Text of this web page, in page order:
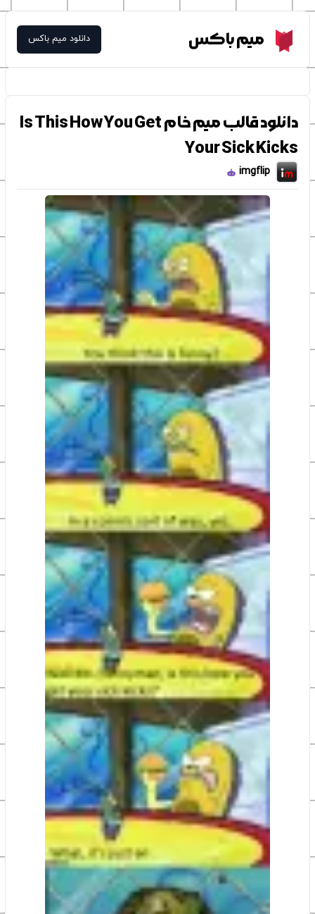
Meme Boxمیم باکس دانلود میم باکس
دانلود قالب میم خام Is This How You Get
Your Sick Kicks
imgflip